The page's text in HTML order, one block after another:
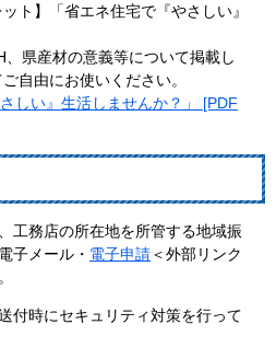
ト】「省エネ住宅で『やさしい』
県産材の意義等について掲載し
自由にお使いください。
しい』生活しませんか？」 [PDF
工務店の所在地を所管する地域振
子メール・ 電子申請＜外部リンク
時にセキュリティ対策を行って